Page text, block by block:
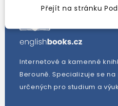
Internetové a kamenné
Berouně. Specializuje se
určených pro studium a
Přejít na stránku